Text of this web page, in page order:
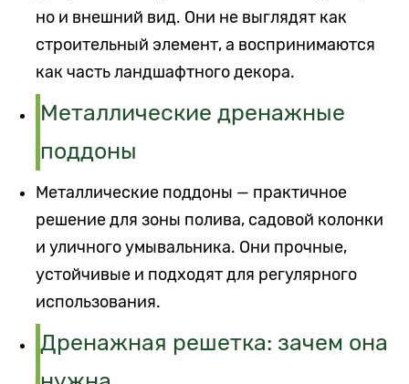
но и внешний вид. Они не выглядят как
строительный элемент, а воспринимаются
как часть ландшафтного декора.
Металлические дренажные
поддоны
Металлические поддоны — практичное
решение для зоны полива, садовой колонки
и уличного умывальника. Они прочные,
устойчивые и подходят для регулярного
использования.
Дренажная решетка: зачем она